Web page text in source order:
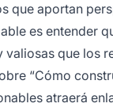
que aportan
es entender
que los
“Cómo
atraerá